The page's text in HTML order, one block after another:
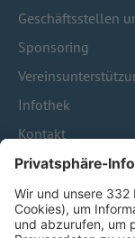
Geschäftsstellen
Sponsoring
Infothek
Kontakt
HÄUFIG
Pässe und